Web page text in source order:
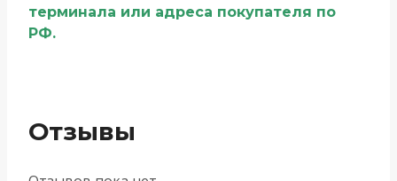
терминала или адреса покупателя по
РФ.
Отзывы